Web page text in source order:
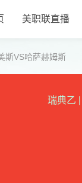
美职联直播
斯VS哈萨赫姆斯
瑞典乙